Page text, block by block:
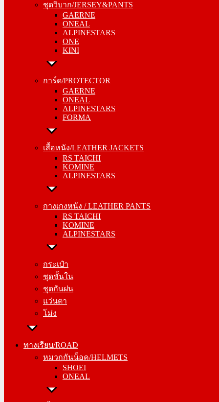
ชุดวิบาก/JERSEY&PANTS
GAERNE
ONEAL
ALPINESTARS
ONE
KINI
การ์ด/PROTECTOR
GAERNE
ONEAL
ALPINESTARS
FORMA
เสื้อหนัง/LEATHER JACKETS
RS TAICHI
KOMINE
ALPINESTARS
กางเกงหนัง / LEATHER PANTS
RS TAICHI
KOMINE
ALPINESTARS
กระเป๋า
ชุดชั้นใน
ชุดกันฝน
แว่นตา
โม่ง
ทางเรียบ/ROAD
หมวกกันน็อค/HELMETS
SHOEI
ONEAL
ONEAL
ALPINESTARS
ONE
KINI
การ์ด/PROTECTOR
ONEAL
ALPINESTARS
FORMA
เสื้อหนัง/LEATHER JACKETS
KOMINE
ALPINESTARS
กางเกงหนัง / LEATHER PANTS
KOMINE
ALPINESTARS
กระเป๋า
ชุดชั้นใน
ชุดกันฝน
แว่นตา
โม่ง
ทางเรียบ/ROAD
หมวกกันน็อค/HELMETS
SHOEI
ONEAL
เสื้อ/JACKETS